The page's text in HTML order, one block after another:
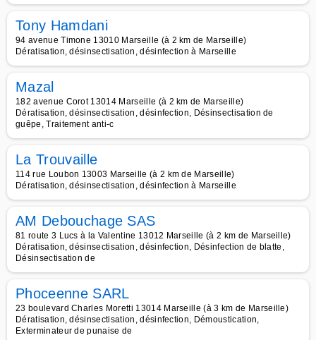
Tony Hamdani
94 avenue Timone 13010 Marseille (à 2 km de Marseille)
Dératisation, désinsectisation, désinfection à Marseille
Mazal
182 avenue Corot 13014 Marseille (à 2 km de Marseille)
Dératisation, désinsectisation, désinfection, Désinsectisation de
guêpe, Traitement anti-c
La Trouvaille
114 rue Loubon 13003 Marseille (à 2 km de Marseille)
Dératisation, désinsectisation, désinfection à Marseille
AM Debouchage SAS
81 route 3 Lucs à la Valentine 13012 Marseille (à 2 km de Marseille)
Dératisation, désinsectisation, désinfection, Désinfection de blatte,
Désinsectisation de
Phoceenne SARL
23 boulevard Charles Moretti 13014 Marseille (à 3 km de Marseille)
Dératisation, désinsectisation, désinfection, Démoustication,
Exterminateur de punaise de